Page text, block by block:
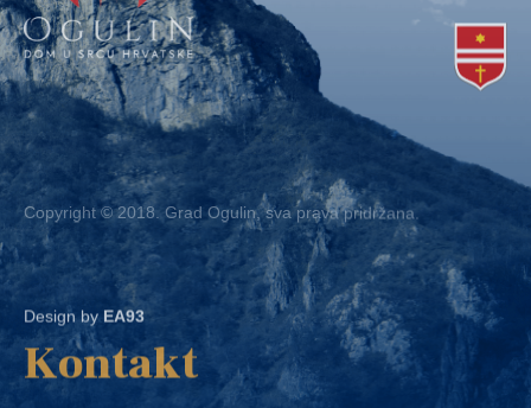
Copyright © 2018. Grad Ogulin, sva prava pridržana.
EA93
Kontakt